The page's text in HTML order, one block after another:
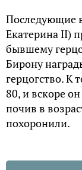
Последующие
Екатерина II)
бывшему
Бирону
герцогство. К
80, и вскоре
почив в
похоронили.